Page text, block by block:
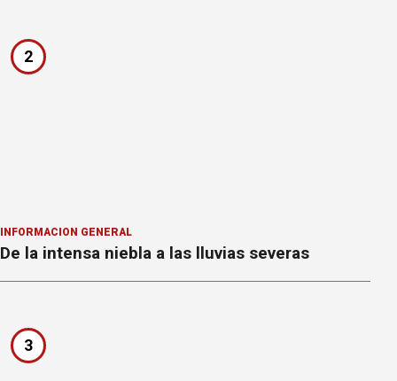
2
INFORMACION GENERAL
De la intensa niebla a las lluvias severas
3